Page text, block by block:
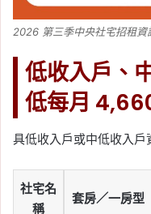
2026 第三季中央社宅招租資
低收入戶、
低每月
具低收入戶或中低收入戶
社宅名
稱
套房／一房型